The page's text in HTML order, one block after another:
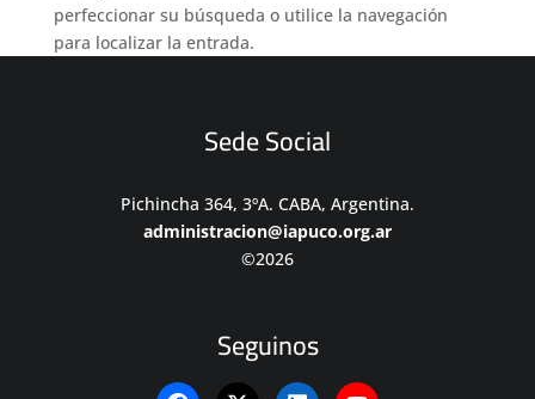
perfeccionar su búsqueda o utilice la navegación
para localizar la entrada.
Sede Social
Pichincha 364, 3ºA. CABA, Argentina.
administracion@iapuco.org.ar
©2026
Seguinos